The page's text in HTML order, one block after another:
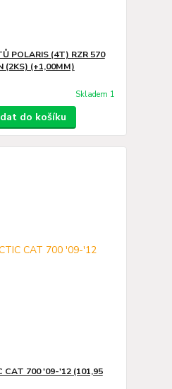
POLARIS (4T) RZR 570
(2KS) (+1,00MM)
Skladem 1
do košíku
CAT 700 '09-'12 (101,95